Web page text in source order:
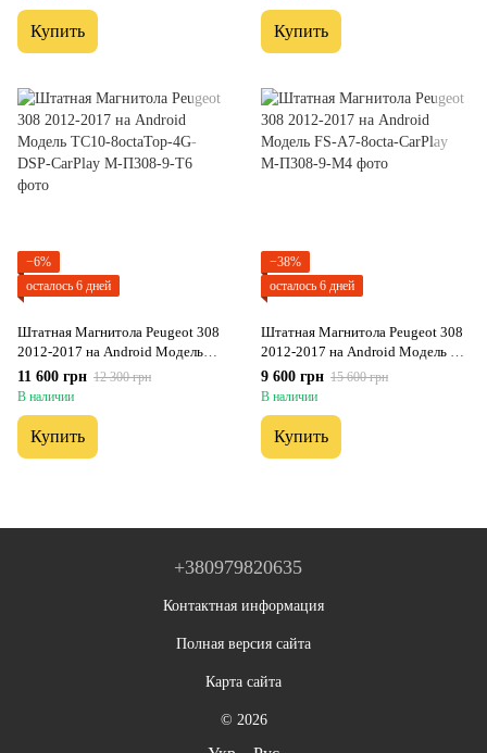
Купить Купить
−6%
осталось 6 дней
Штатная Магнитола Peugeot 308
2012-2017 на Android Модель
ТС10-8octaTop-4G-DSP-CarPlay
11 600 грн 12 300 грн
В наличии
Купить
−38%
осталось 6 дней
Штатная Магнитола Peugeot 308
2012-2017 на Android Модель FS-
A7-8octa-CarPlay
9 600 грн 15 600 грн
В наличии
Купить
+380979820635
Контактная информация
Полная версия сайта
Карта сайта
© 2026